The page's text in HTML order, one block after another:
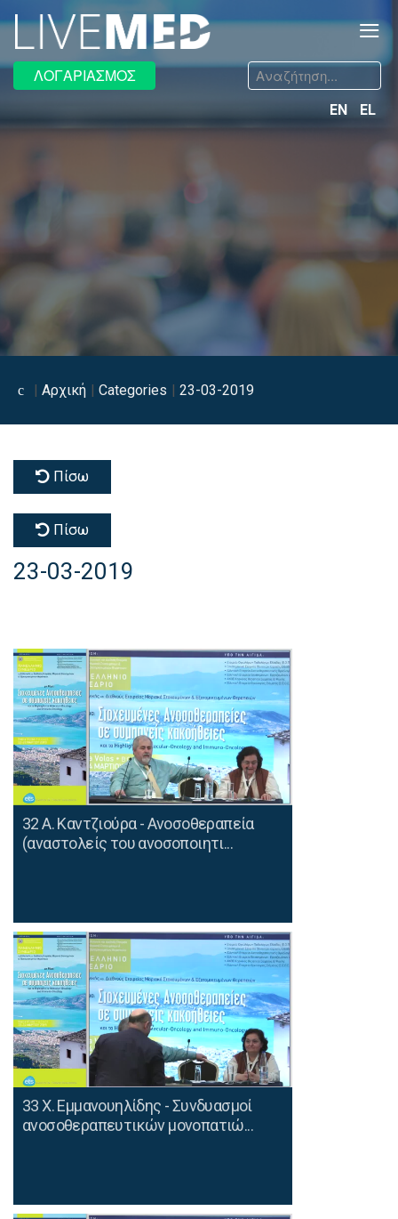
≡
ΛΟΓΑΡΙΑΣΜΟΣ Αναζήτηση...
EN EL
Αρχική Categories 23-03-2019
Πίσω
Πίσω
23-03-2019
32 Α. Καντζιούρα - Ανοσοθεραπεία
(αναστολείς του ανοσοποιητι...
33 Χ. Εμμανουηλίδης - Συνδυασμοί
ανοσοθεραπευτικών μονοπατιώ...